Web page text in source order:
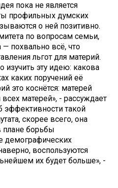
пока не является
профильных думских
о ней позитивно.
по вопросам семьи,
похвально всё, что
льгот для материй.
изучить эту идею: какова
каких поручений её
это коснётся: матерей
матерей», - рассуждает
эффективности такой
скорее всего, она
плане борьбы
демографических
воспользуются
их будет больше», -